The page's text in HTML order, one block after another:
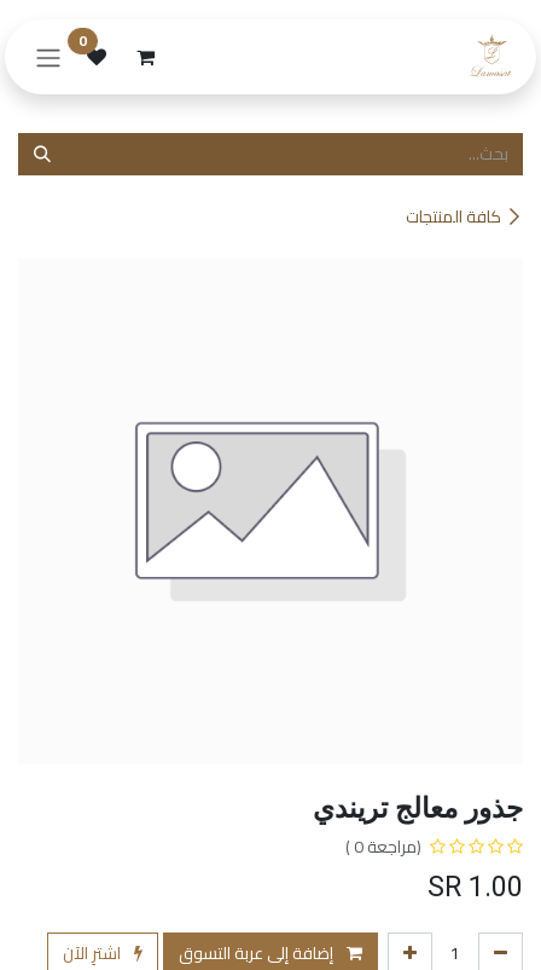
0
كافة المنتجات
جذور معالج تريندي
(مراجعة 0 )
1.00
إضافة إلى عربة التسوق
اشترِ الآن